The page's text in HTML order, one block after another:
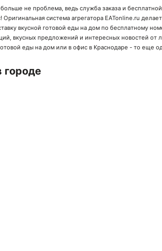
не проблема, ведь служба заказа и
Оригинальная система агрегатора EATonline.ru
вкусной готовой еды на дом по бесплатному
вкусных предложений и интересных новостей от
еды на дом или в офис в Краснодаре - то еще
городе